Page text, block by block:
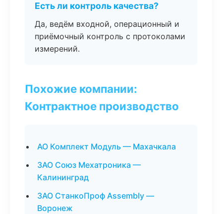
Есть ли контроль качества?
Да, ведём входной, операционный и
приёмочный контроль с протоколами
измерений.
Похожие компании:
Контрактное производство
АО Комплект Модуль — Махачкала
ЗАО Союз Мехатроника —
Калининград
ЗАО СтанкоПроф Assembly —
Воронеж